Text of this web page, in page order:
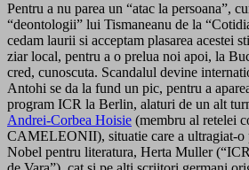
Pentru a nu parea un “atac la persoana”,
“deontologii” lui Tismaneanu de la
cedam laurii si acceptam plasarea acestei
ziar local, pentru a o prelua noi apoi, la
cred, cunoscuta. Scandalul devine
Antohi se da la fund un pic, pentru a
program ICR la Berlin, alaturi de un alt
Andrei-Corbea Hoisie (membru al retelei
CAMELEONII), situatie care a ultragiat-o
Nobel pentru literatura, Herta Muller